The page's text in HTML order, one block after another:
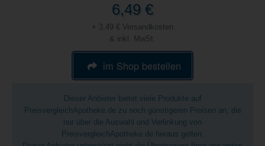
6,49 €
+ 3,49 € Versandkosten
& inkl. MwSt.
im Shop bestellen
Dieser Anbieter bietet viele Produkte auf
PreisvergleichApotheke.de zu noch günstigeren Preisen an, die
nur über die Auswahl und Verlinkung von
PreisvergleichApotheke.de heraus gelten.